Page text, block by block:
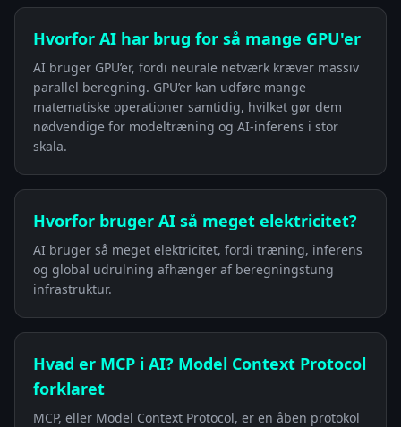
Hvorfor AI har brug for så mange GPU'er
AI bruger GPU’er, fordi neurale netværk kræver massiv
parallel beregning. GPU’er kan udføre mange
matematiske operationer samtidig, hvilket gør dem
nødvendige for modeltræning og AI-inferens i stor
skala.
Hvorfor bruger AI så meget elektricitet?
AI bruger så meget elektricitet, fordi træning, inferens
og global udrulning afhænger af beregningstung
infrastruktur.
Hvad er MCP i AI? Model Context Protocol
forklaret
MCP, eller Model Context Protocol, er en åben protokol